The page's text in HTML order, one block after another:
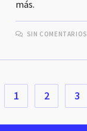
más.
SIN COMENTARIOS
1 2 3